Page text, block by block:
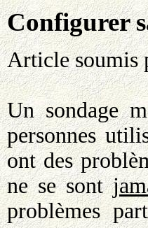
Configurer
Article soumis
Un sondage
personnes
ont des
ne se sont
problèmes